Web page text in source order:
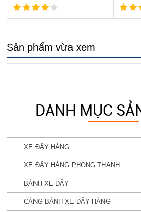
Sản phẩm vừa xem
DANH MỤC
XE ĐẨY HÀNG
XE ĐẨY HÀNG PHONG THẠNH
BÁNH XE ĐẨY
CÀNG BÁNH XE ĐẨY HÀNG